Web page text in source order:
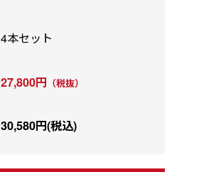
4本セット
27,800円 （税抜）
30,580円(税込)